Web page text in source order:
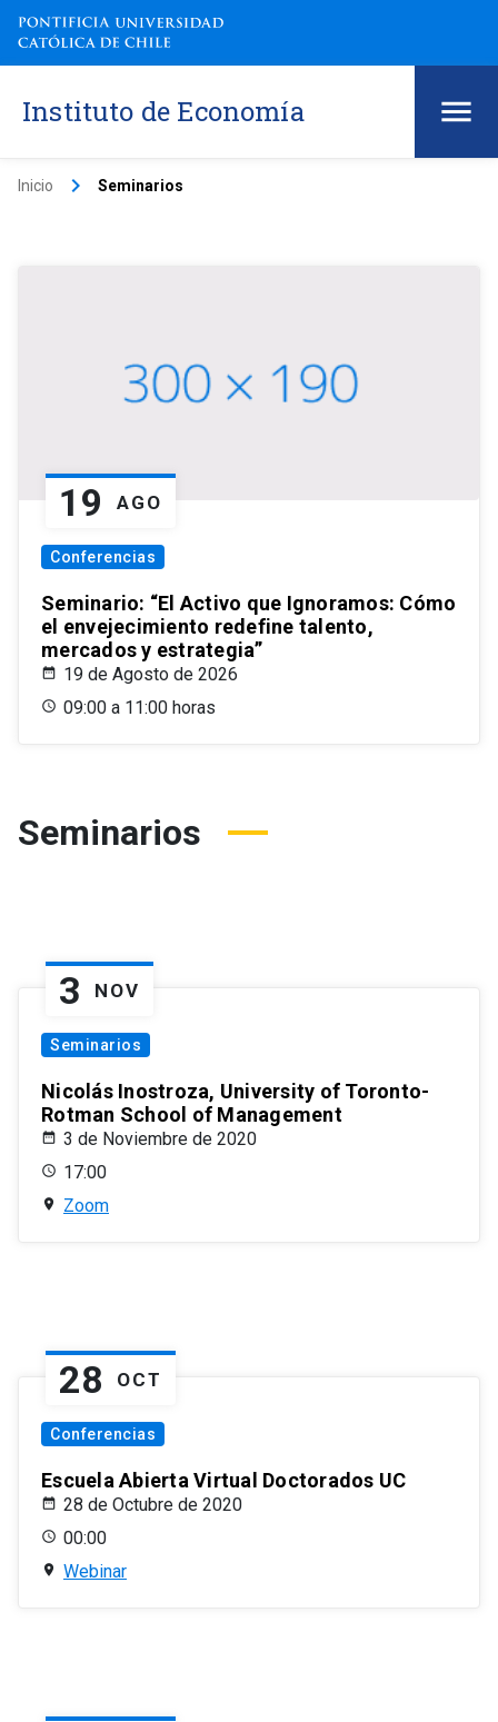
Instituto de Economía
Inicio keyboard_arrow_right Seminarios
19 AGO
Conferencias
Seminario: “El Activo que Ignoramos: Cómo
el envejecimiento redefine talento,
mercados y estrategia”
19 de Agosto de 2026
09:00 a 11:00 horas
Seminarios
3 NOV
Seminarios
Nicolás Inostroza, University of Toronto-
Rotman School of Management
3 de Noviembre de 2020
17:00
Zoom
28 OCT
Conferencias
Escuela Abierta Virtual Doctorados UC
28 de Octubre de 2020
00:00
Webinar